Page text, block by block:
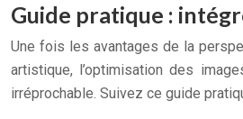
Guide pratique :
Une fois les avantages de la
artistique, l’optimisation des
irréprochable. Suivez ce guide